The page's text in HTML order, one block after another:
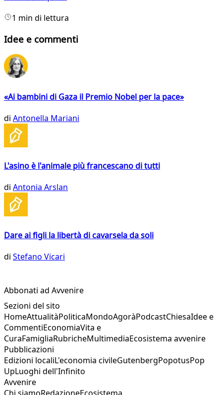
1 min di lettura
Idee e commenti
«Ai bambini di Gaza il Premio Nobel per la pace»
di Antonella Mariani
L'asino è l'animale più francescano di tutti
di Antonia Arslan
Dare ai figli la libertà di cavarsela da soli
di Stefano Vicari
Abbonati ad Avvenire
Sezioni del sito
HomeAttualitàPoliticaMondoAgoràPodcastChiesaIdee e
CommentiEconomiaVita e
CuraFamigliaRubricheMultimediaEcosistema avvenire
Pubblicazioni
Edizioni localiL'economia civileGutenbergPopotusPop
UpLuoghi dell'Infinito
Avvenire